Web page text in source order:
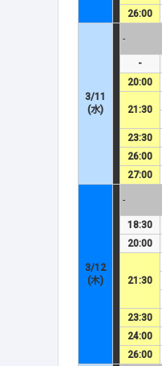
26:00
3/11
(水)
-
-
20:00
21:30
23:30
26:00
27:00
3/12
(木)
-
18:30
20:00
21:30
23:30
24:00
26:00